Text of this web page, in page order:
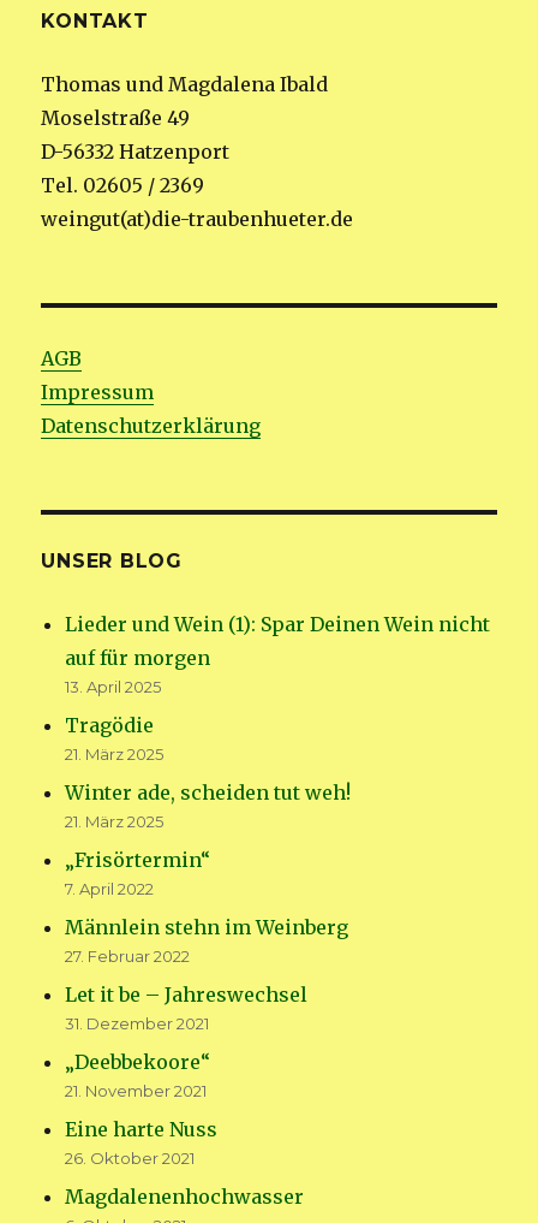
KONTAKT
Thomas und Magdalena Ibald
Moselstraße 49
D-56332 Hatzenport
Tel. 02605 / 2369
weingut(at)die-traubenhueter.de
AGB
Impressum
Datenschutzerklärung
UNSER BLOG
Lieder und Wein (1): Spar Deinen Wein nicht
auf für morgen
13. April 2025
Tragödie
21. März 2025
Winter ade, scheiden tut weh!
21. März 2025
„Frisörtermin“
7. April 2022
Männlein stehn im Weinberg
27. Februar 2022
Let it be – Jahreswechsel
31. Dezember 2021
„Deebbekoore“
21. November 2021
Eine harte Nuss
26. Oktober 2021
Magdalenenhochwasser